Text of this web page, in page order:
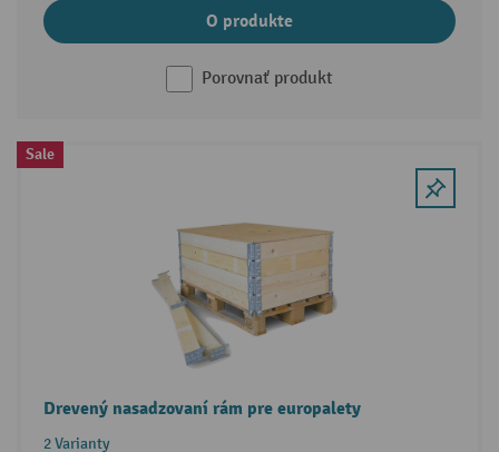
O produkte
Porovnať produkt
Sale
Drevený nasadzovaní rám pre europalety
2 Varianty